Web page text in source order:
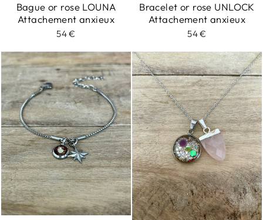
Bague or rose LOUNA
Attachement anxieux
54 €
Bracelet or rose UNLOCK
Attachement anxieux
54 €